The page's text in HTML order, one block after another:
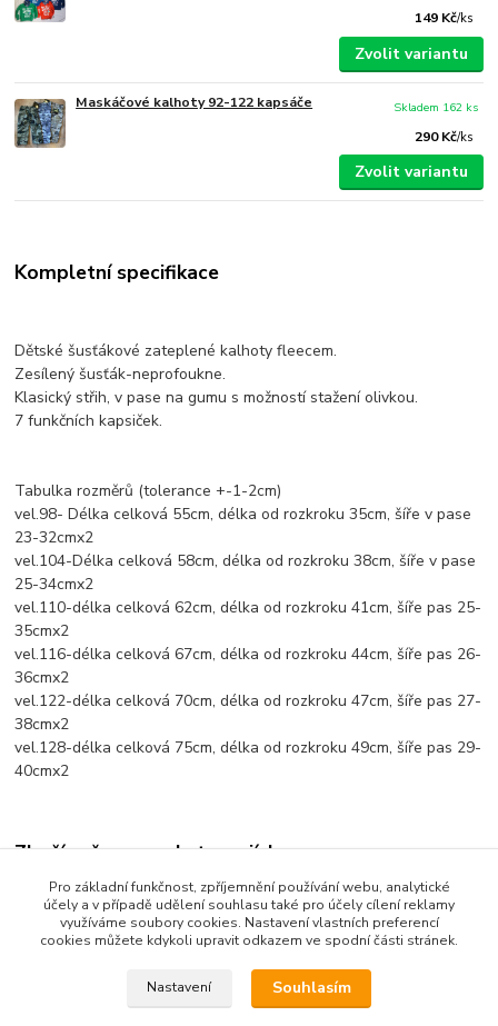
149 Kč/ks
Zvolit variantu
Maskáčové kalhoty 92-122 kapsáče
290 Kč/ks
Skladem 162 ks
Zvolit variantu
Kompletní specifikace
Dětské šusťákové zateplené kalhoty fleecem.
Zesílený šusťák-neprofoukne.
Klasický střih, v pase na gumu s možností stažení olivkou.
7 funkčních kapsiček.
Tabulka rozměrů (tolerance +-1-2cm)
vel.98- Délka celková 55cm, délka od rozkroku 35cm, šíře v pase
23-32cmx2
vel.104-Délka celková 58cm, délka od rozkroku 38cm, šíře v pase
25-34cmx2
vel.110-délka celková 62cm, délka od rozkroku 41cm, šíře pas 25-
35cmx2
vel.116-délka celková 67cm, délka od rozkroku 44cm, šíře pas 26-
36cmx2
vel.122-délka celková 70cm, délka od rozkroku 47cm, šíře pas 27-
38cmx2
vel.128-délka celková 75cm, délka od rozkroku 49cm, šíře pas 29-
40cmx2
Zboží zařazeno v kategoriích
Dětské oblečení
Dětské kalhoty
Pro základní funkčnost, zpříjemnění používání webu, analytické
účely a v případě udělení souhlasu také pro účely cílení reklamy
využíváme soubory cookies. Nastavení vlastních preferencí
cookies můžete kdykoli upravit odkazem ve spodní části stránek.
Nastavení Souhlasím